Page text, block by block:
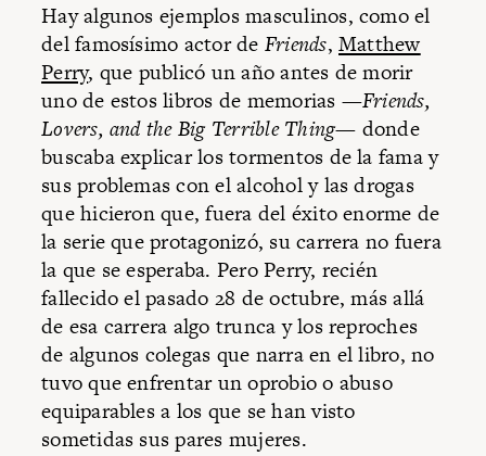
Hay algunos ejemplos masculinos, como el
del famosísimo actor de Friends,Matthew
Perry, que publicó un año antes de morir
uno de estos libros de memorias —Friends,
Lovers, and the Big Terrible Thing— donde
buscaba explicar los tormentos de la fama y
sus problemas con el alcohol y las drogas
que hicieron que, fuera del éxito enorme de
la serie que protagonizó, su carrera no fuera
la que se esperaba. Pero Perry, recién
fallecido el pasado 28 de octubre, más allá
de esa carrera algo trunca y los reproches
de algunos colegas que narra en el libro, no
tuvo que enfrentar un oprobio o abuso
equiparables a los que se han visto
sometidas sus pares mujeres.